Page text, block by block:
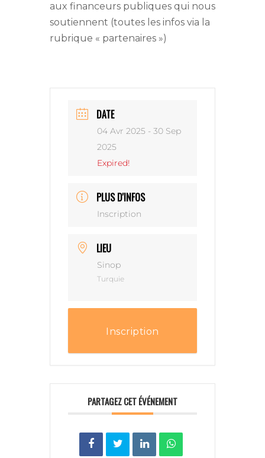
aux financeurs publiques qui nous
soutiennent (toutes les infos via la
rubrique « partenaires »)
DATE
04 Avr 2025 - 30 Sep
2025
Expired!
PLUS D'INFOS
Inscription
LIEU
Sinop
Turquie
Inscription
PARTAGEZ CET ÉVÉNEMENT